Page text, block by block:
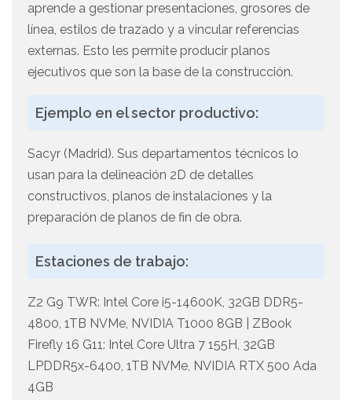
aprende a gestionar presentaciones, grosores de
línea, estilos de trazado y a vincular referencias
externas. Esto les permite producir planos
ejecutivos que son la base de la construcción.
Ejemplo en el sector productivo:
Sacyr (Madrid). Sus departamentos técnicos lo
usan para la delineación 2D de detalles
constructivos, planos de instalaciones y la
preparación de planos de fin de obra.
Estaciones de trabajo:
Z2 G9 TWR: Intel Core i5-14600K, 32GB DDR5-
4800, 1TB NVMe, NVIDIA T1000 8GB | ZBook
Firefly 16 G11: Intel Core Ultra 7 155H, 32GB
LPDDR5x-6400, 1TB NVMe, NVIDIA RTX 500 Ada
4GB